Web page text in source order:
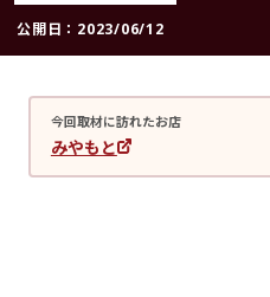
公開日： 2023/06/12
今回取材に訪れたお店
みやもと